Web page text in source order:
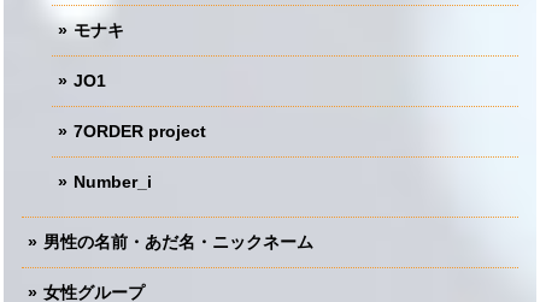
モナキ
JO1
7ORDER project
Number_i
男性の名前・あだ名・ニックネーム
女性グループ